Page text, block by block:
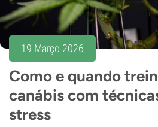
19 Março 2026
Como e quando
canábis com
stress